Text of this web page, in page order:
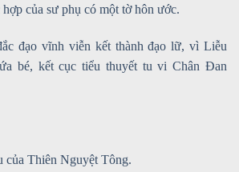
của sư phụ có một tờ hôn ước.
đạo vĩnh viễn kết thành đạo lữ, vì Liễu
bé, kết cục tiểu thuyết tu vi Chân Đan
của Thiên Nguyệt Tông.